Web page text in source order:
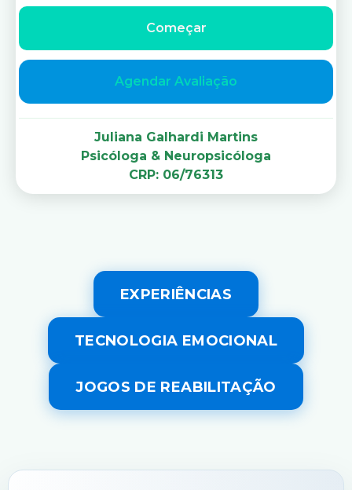
Começar
Agendar Avaliação
Juliana Galhardi Martins
Psicóloga & Neuropsicóloga
CRP: 06/76313
EXPERIÊNCIAS
TECNOLOGIA EMOCIONAL
JOGOS DE REABILITAÇÃO